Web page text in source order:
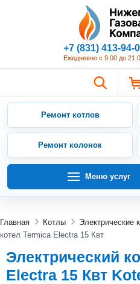
+7 (831) 413-94-
Ежедневно с 9:00 до
Ремонт котлов
Ремонт колонок
Меню услуг
Главная Котлы Электрические
котел Termica Electra 15 Квт
Электрический
Electra 15 Квт